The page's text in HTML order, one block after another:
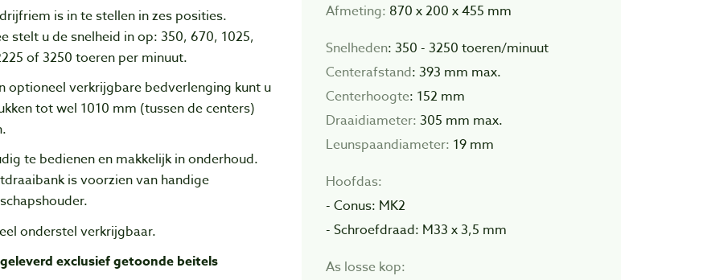
is in te stellen in zes posities.
stelt u de snelheid in op: 350, 670, 1025,
of 3250 toeren per minuut.
optioneel verkrijgbare bedverlenging kunt u
tot wel 1010 mm (tussen de centers)
te bedienen en makkelijk in onderhoud.
is voorzien van handige
onderstel verkrijgbaar.
exclusief getoonde beitels
Afmeting: 870 x 200 x 455 mm
Snelheden: 350 - 3250 toeren/minuut
Centerafstand: 393 mm max.
Centerhoogte: 152 mm
Draaidiameter: 305 mm max.
Leunspaandiameter: 19 mm
Hoofdas:
- Conus: MK2
- Schroefdraad: M33 x 3,5 mm
As losse kop: